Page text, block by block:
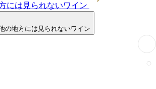
には見られないワイン
の地方には見られないワイン